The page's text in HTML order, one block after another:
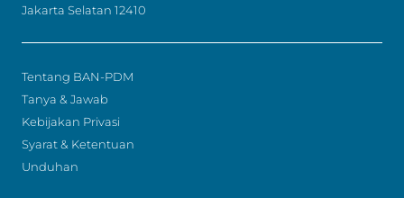
Jakarta Selatan 12410
Tentang BAN-PDM
Tanya & Jawab
Kebijakan Privasi
Syarat & Ketentuan
Unduhan